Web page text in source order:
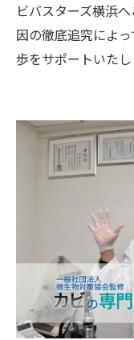
ビバスターズ横浜
因の徹底追究によ
歩をサポートいたし